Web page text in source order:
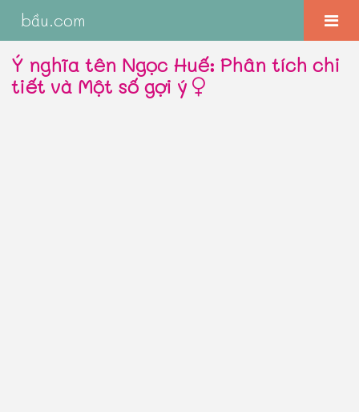
bầu.com
Ý nghĩa tên Ngọc Huế: Phân tích chi
tiết và Một số gợi ý